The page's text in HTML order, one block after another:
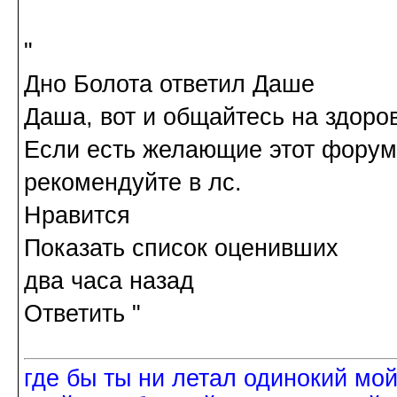
"
Дно Болота ответил Даше
Даша, вот и общайтесь на
Если есть желающие этот
рекомендуйте в лс.
Нравится
Показать список оценивших
два часа назад
Ответить "
где бы ты ни летал одинокий